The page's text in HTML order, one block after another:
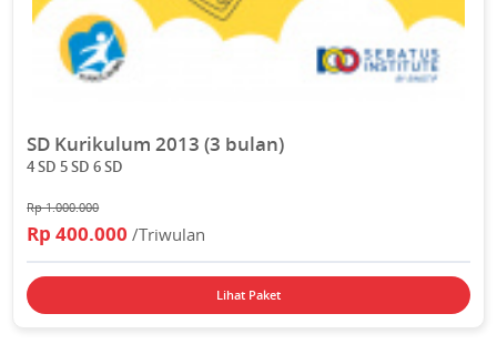
SD Kurikulum 2013 (3 bulan)
4 SD 5 SD 6 SD
Rp 1.000.000
Rp 400.000/Triwulan
Lihat Paket